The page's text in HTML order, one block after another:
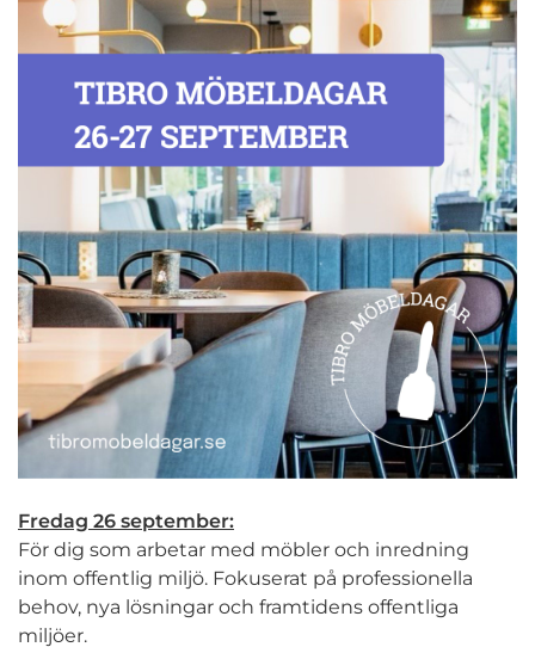
Fredag 26 september:
För dig som arbetar med möbler och inredning
inom offentlig miljö. Fokuserat på professionella
behov, nya lösningar och framtidens offentliga
miljöer.